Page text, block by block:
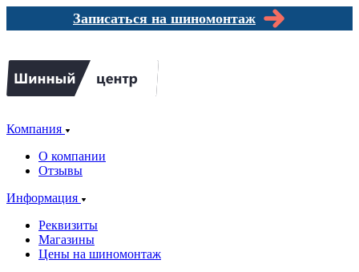
Записаться на шиномонтаж
Компания
О компании
Отзывы
Информация
Реквизиты
Магазины
Цены на шиномонтаж